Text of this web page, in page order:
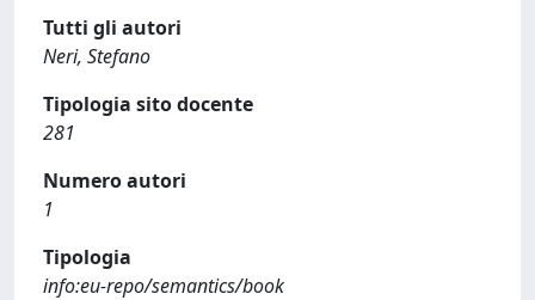
Tutti gli autori
Neri, Stefano
Tipologia sito docente
281
Numero autori
1
Tipologia
info:eu-repo/semantics/book